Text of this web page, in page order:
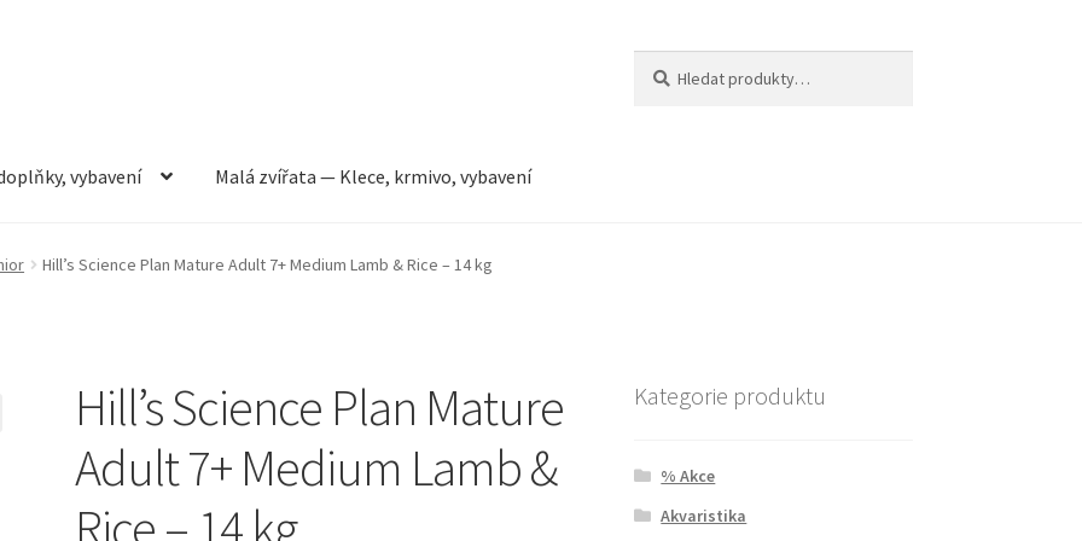
vybavení Malá zvířata — Klece, krmivo, vybavení
vybavení Můj účet Obchod Pokladna Vše pro kočky
Hill’s Science Plan Mature Adult 7+ Medium Lamb & Rice – 14 kg
Hill’s Science Plan Mature
Adult 7+ Medium Lamb &
Rice – 14 kg
Kategorie produktu
% Akce
Akvaristika